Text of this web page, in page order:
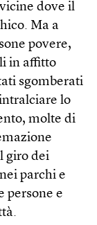
dove il
Ma a
povere,
in affitto
sgomberati
lo
molte di
giro dei
parchi e
persone e